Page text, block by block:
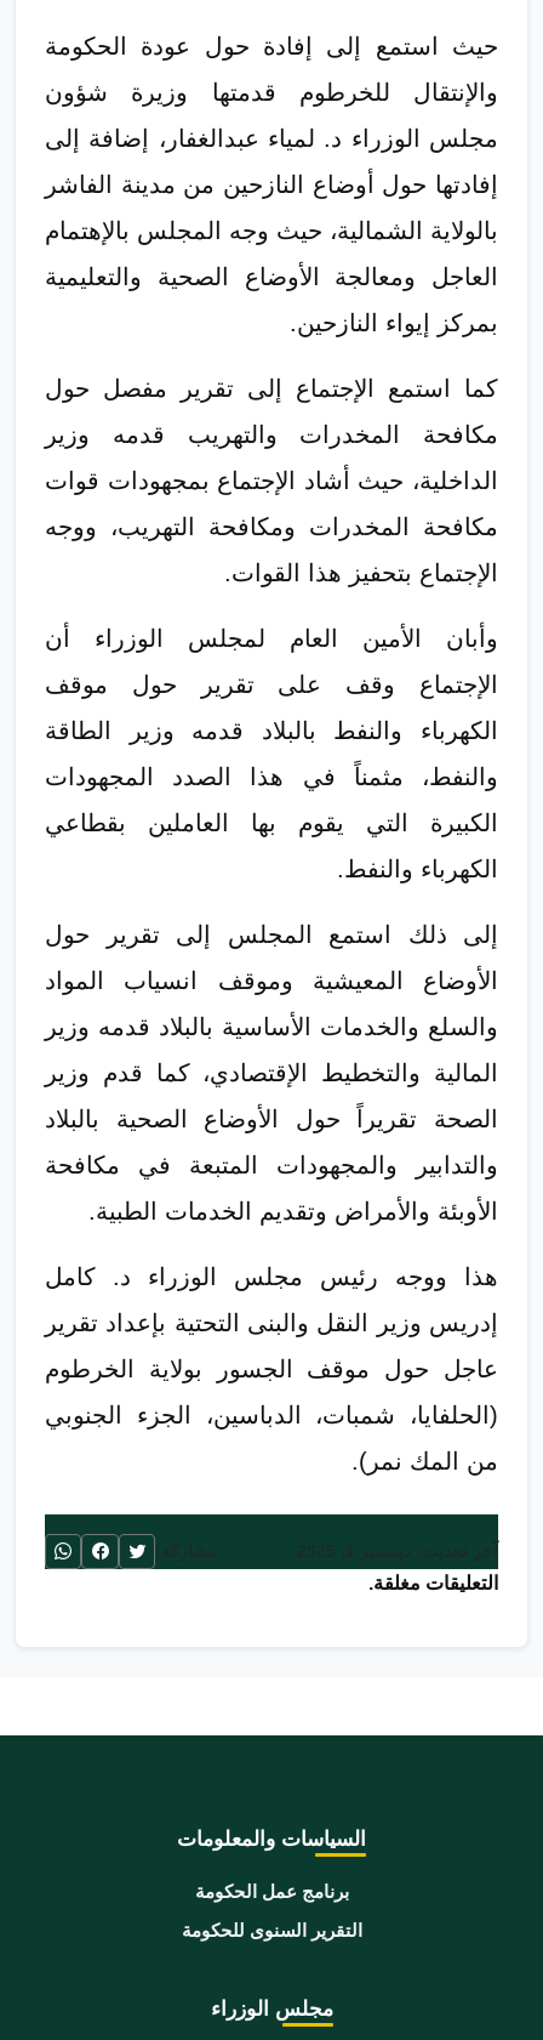
حيث استمع إلى إفادة حول عودة الحكومة
والإنتقال للخرطوم قدمتها وزيرة شؤون
مجلس الوزراء د. لمياء عبدالغفار، إضافة إلى
إفادتها حول أوضاع النازحين من مدينة الفاشر
بالولاية الشمالية، حيث وجه المجلس بالإهتمام
العاجل ومعالجة الأوضاع الصحية والتعليمية
بمركز إيواء النازحين.
كما استمع الإجتماع إلى تقرير مفصل حول
مكافحة المخدرات والتهريب قدمه وزير
الداخلية، حيث أشاد الإجتماع بمجهودات قوات
مكافحة المخدرات ومكافحة التهريب، ووجه
الإجتماع بتحفيز هذا القوات.
وأبان الأمين العام لمجلس الوزراء أن
الإجتماع وقف على تقرير حول موقف
الكهرباء والنفط بالبلاد قدمه وزير الطاقة
والنفط، مثمناً في هذا الصدد المجهودات
الكبيرة التي يقوم بها العاملين بقطاعي
الكهرباء والنفط.
إلى ذلك استمع المجلس إلى تقرير حول
الأوضاع المعيشية وموقف انسياب المواد
والسلع والخدمات الأساسية بالبلاد قدمه وزير
المالية والتخطيط الإقتصادي، كما قدم وزير
الصحة تقريراً حول الأوضاع الصحية بالبلاد
والتدابير والمجهودات المتبعة في مكافحة
الأوبئة والأمراض وتقديم الخدمات الطبية.
هذا ووجه رئيس مجلس الوزراء د. كامل
إدريس وزير النقل والبنى التحتية بإعداد تقرير
عاجل حول موقف الجسور بولاية الخرطوم
(الحلفايا، شمبات، الدباسين، الجزء الجنوبي
من المك نمر).
التعليقات مغلقة.
السياسات والمعلومات
برنامج عمل الحكومة
التقرير السنوى للحكومة
مجلس الوزراء